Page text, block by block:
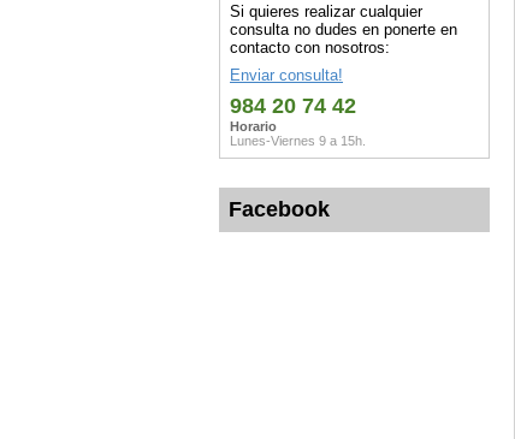
Si quieres realizar cualquier
consulta no dudes en ponerte en
contacto con nosotros:
Enviar consulta!
984 20 74 42
Horario
Lunes-Viernes 9 a 15h.
Facebook